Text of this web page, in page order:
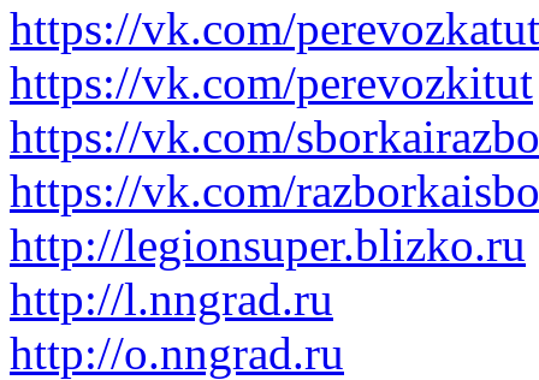
https://vk.com/perevozkatut
https://vk.com/perevozkitut
https://vk.com/
https://vk.com/
http://legionsuper.blizko.ru
http://l.nngrad.ru
http://o.nngrad.ru